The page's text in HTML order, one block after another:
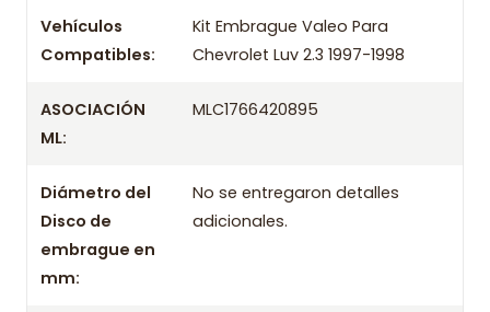
Información técnica
Producto
Entrega el mismo día en comunas aplicables de Santiago si
compras antes de las 10:30 de lunes a viernes. Realizamos
despachos a todo Chile.
Incluye
Vehículos
Compatibles:
Kit Embrague Valeo Para
Chevrolet Luv 2.3 1997-1998
ASOCIACIÓN
ML:
MLC1766420895
Diámetro del
Disco de
embrague en
mm:
No se entregaron detalles
adicionales.